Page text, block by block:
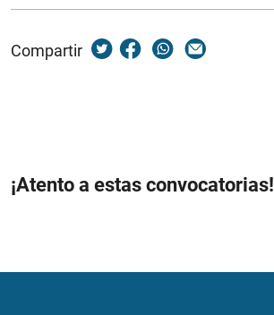
Compartir
¡Atento a estas convocatorias!